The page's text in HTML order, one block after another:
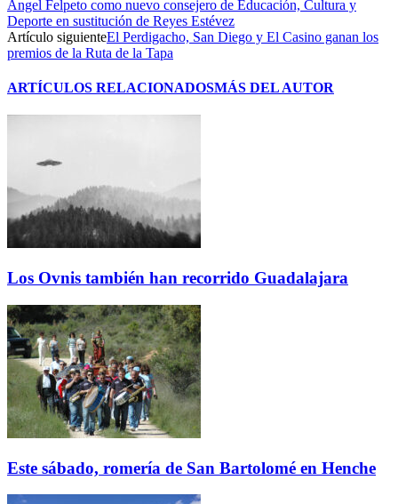
Ángel Felpeto como nuevo consejero de Educación, Cultura y
Deporte en sustitución de Reyes Estévez
Artículo siguienteEl Perdigacho, San Diego y El Casino ganan los
premios de la Ruta de la Tapa
ARTÍCULOS RELACIONADOSMÁS DEL AUTOR
Los Ovnis también han recorrido Guadalajara
Este sábado, romería de San Bartolomé en Henche